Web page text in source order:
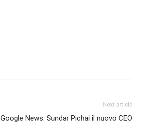
Next article
Google News: Sundar Pichai il nuovo CEO